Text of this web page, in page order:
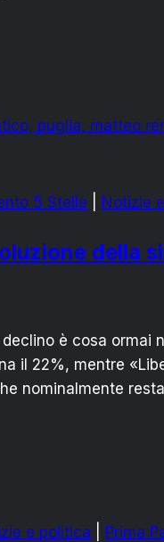
5 Stelle Notizie
della
è cosa ormai
il 22%, mentre
nominalmente
e politica Prima